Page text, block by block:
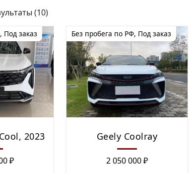
(10)
, Под заказ
2023
₽
Без пробега по РФ, Под заказ
Geely Coolray
2 050 000₽